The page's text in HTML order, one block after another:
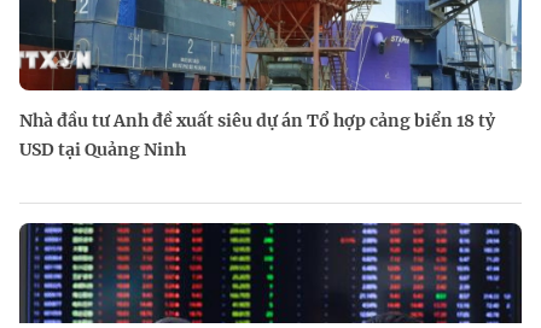
Nhà đầu tư Anh đề xuất siêu dự án Tổ hợp cảng biển 18 tỷ
USD tại Quảng Ninh